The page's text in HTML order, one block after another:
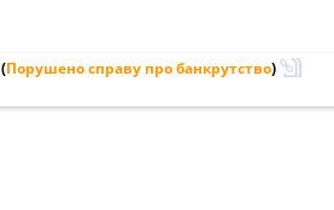
(Порушено справу про банкрутство)